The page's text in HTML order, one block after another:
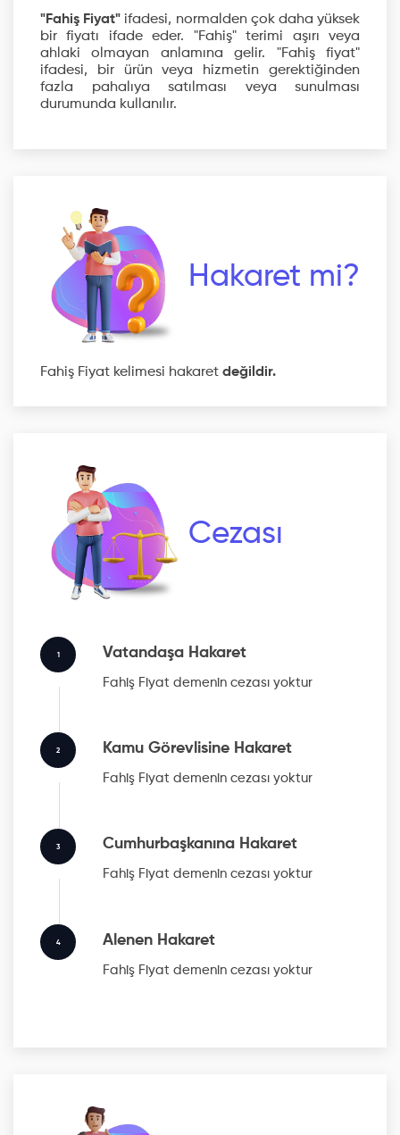
"Fahiş Fiyat" ifadesi, normalden çok daha yüksek
bir fiyatı ifade eder. "Fahiş" terimi aşırı veya
ahlaki olmayan anlamına gelir. "Fahiş fiyat"
ifadesi, bir ürün veya hizmetin gerektiğinden
fazla pahalıya satılması veya sunulması
durumunda kullanılır.
Hakaret mi?
Fahiş Fiyat kelimesi hakaret değildir.
Cezası
1 Vatandaşa Hakaret
Fahiş Fiyat demenin cezası yoktur
2 Kamu Görevlisine Hakaret
Fahiş Fiyat demenin cezası yoktur
3 Cumhurbaşkanına Hakaret
Fahiş Fiyat demenin cezası yoktur
4 Alenen Hakaret
Fahiş Fiyat demenin cezası yoktur